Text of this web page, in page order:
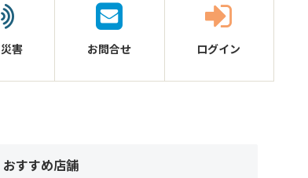
災害 お問合せ ログイン
おすすめ店舗